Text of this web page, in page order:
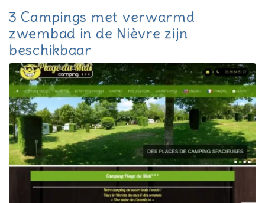
3 Campings met verwarmd
zwembad in de Nièvre zijn
beschikbaar